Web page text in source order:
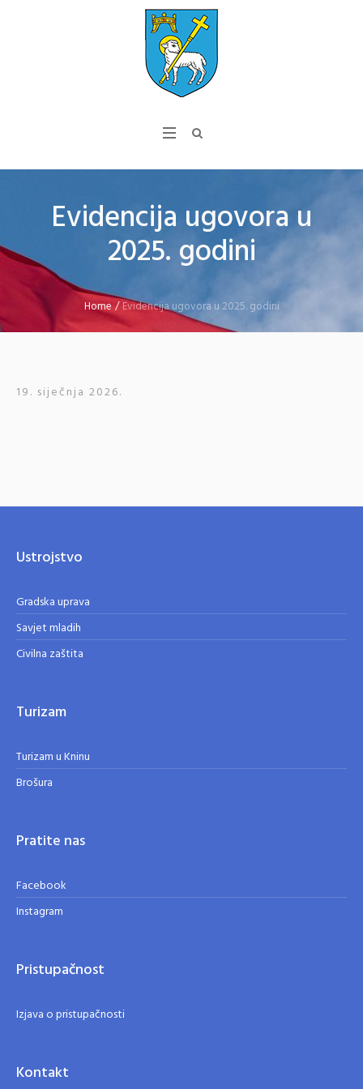
Evidencija ugovora u
2025. godini
Home /Evidencija ugovora u 2025. godini
19. siječnja 2026.
Ustrojstvo
Gradska uprava
Savjet mladih
Civilna zaštita
Turizam
Turizam u Kninu
Brošura
Pratite nas
Facebook
Instagram
Pristupačnost
Izjava o pristupačnosti
Kontakt